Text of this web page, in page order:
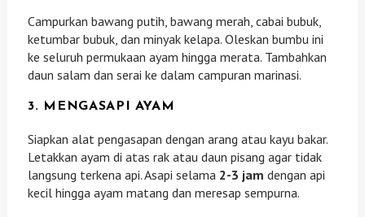
Campurkan bawang putih, bawang merah, cabai bubuk,
ketumbar bubuk, dan minyak kelapa. Oleskan bumbu ini
ke seluruh permukaan ayam hingga merata. Tambahkan
daun salam dan serai ke dalam campuran marinasi.
3. MENGASAPI AYAM
Siapkan alat pengasapan dengan arang atau kayu bakar.
Letakkan ayam di atas rak atau daun pisang agar tidak
langsung terkena api. Asapi selama 2-3 jam dengan api
kecil hingga ayam matang dan meresap sempurna.